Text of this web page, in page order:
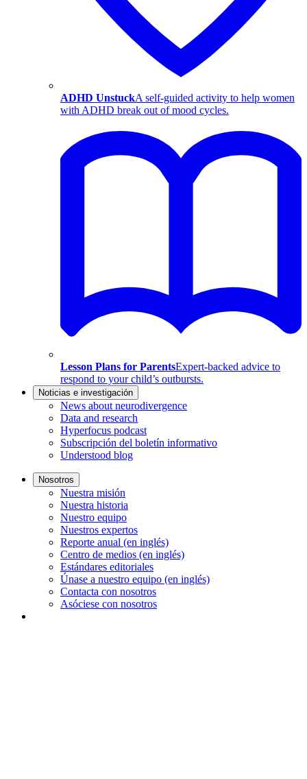
ADHD UnstuckA self-guided activity to help women
with ADHD break out of mood cycles.
Lesson Plans for ParentsExpert-backed advice to
respond to your child’s outbursts.
Noticias e investigación
News about neurodivergence
Data and research
Hyperfocus podcast
Subscripción del boletín informativo
Understood blog
Nosotros
Nuestra misión
Nuestra historia
Nuestro equipo
Nuestros expertos
Reporte anual (en inglés)
Centro de medios (en inglés)
Estándares editoriales
Únase a nuestro equipo (en inglés)
Contacta con nosotros
Asóciese con nosotros